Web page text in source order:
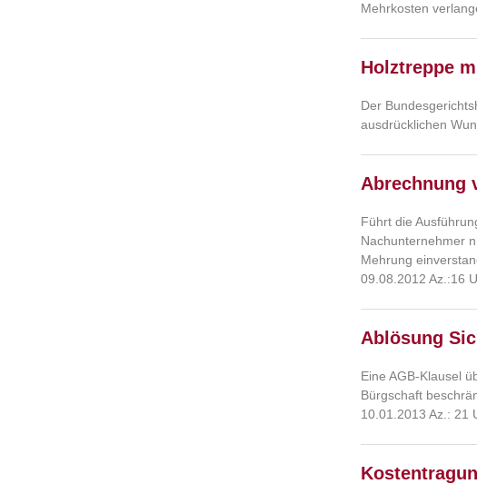
Mehrkosten
Holztreppe
Der
ausdrücklichen
Abrechnung
Führt die
Nachunternehmer
Mehrung
09.08.2012 Az.:16 U
Ablösung
Eine AGB-Klausel
Bürgschaft
10.01.2013 Az.: 21